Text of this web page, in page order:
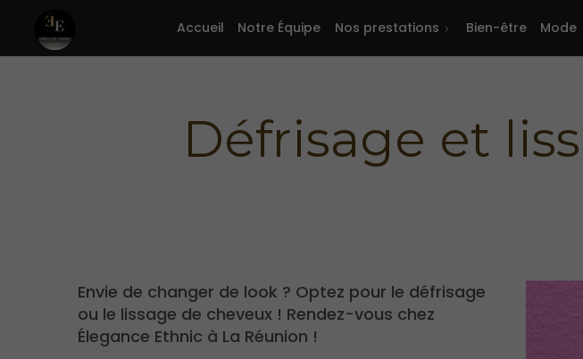
Accueil Notre Équipe Nos prestations Bien-être Mode
Défrisage et
Envie de changer de look ? Optez pour le défrisage
ou le lissage de cheveux ! Rendez-vous chez
Élegance Ethnic à La Réunion !